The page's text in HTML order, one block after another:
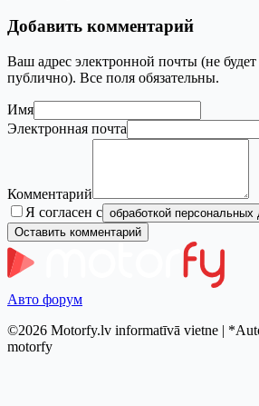
Добавить комментарий
Ваш адрес электронной почты (не будет
публично). Все поля обязательны.
Имя
Электронная почта
Комментарий
Я согласен с обработкой персональных
Оставить комментарий
Авто форум
©2026 Motorfy.lv informatīvā vietne |
motorfy